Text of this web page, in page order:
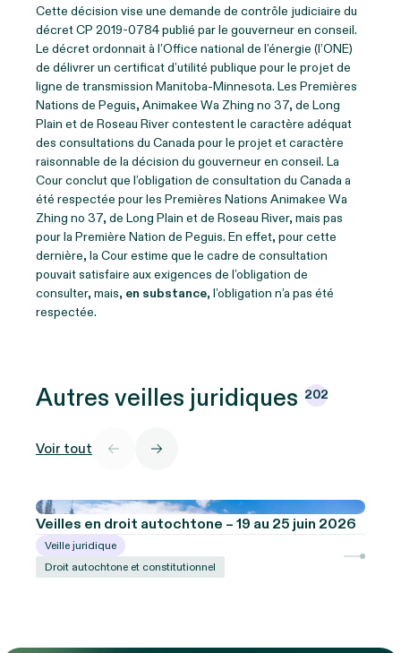
Cette décision vise une demande de contrôle judiciaire du
décret CP 2019-0784 publié par le gouverneur en conseil.
Le décret ordonnait à l’Office national de l’énergie (l’ONE)
de délivrer un certificat d’utilité publique pour le projet de
ligne de transmission Manitoba‑Minnesota. Les Premières
Nations de Peguis, Animakee Wa Zhing no 37, de Long
Plain et de Roseau River contestent le caractère adéquat
des consultations du Canada pour le projet et caractère
raisonnable de la décision du gouverneur en conseil. La
Cour conclut que l’obligation de consultation du Canada a
été respectée pour les Premières Nations Animakee Wa
Zhing no 37, de Long Plain et de Roseau River, mais pas
pour la Première Nation de Peguis. En effet, pour cette
dernière, la Cour estime que le cadre de consultation
pouvait satisfaire aux exigences de l’obligation de
consulter, mais, en substance, l’obligation n’a pas été
respectée.
Autres veilles juridiques 202
Voir tout
Veilles en droit autochtone – 19 au 25 juin 2026
Veille juridique
Droit autochtone et constitutionnel